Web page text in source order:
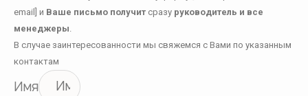
email] и Ваше письмо получит сразу руководитель и все
менеджеры
В случае заинтересованности мы свяжемся с Вами по указанным
контактам
Имя